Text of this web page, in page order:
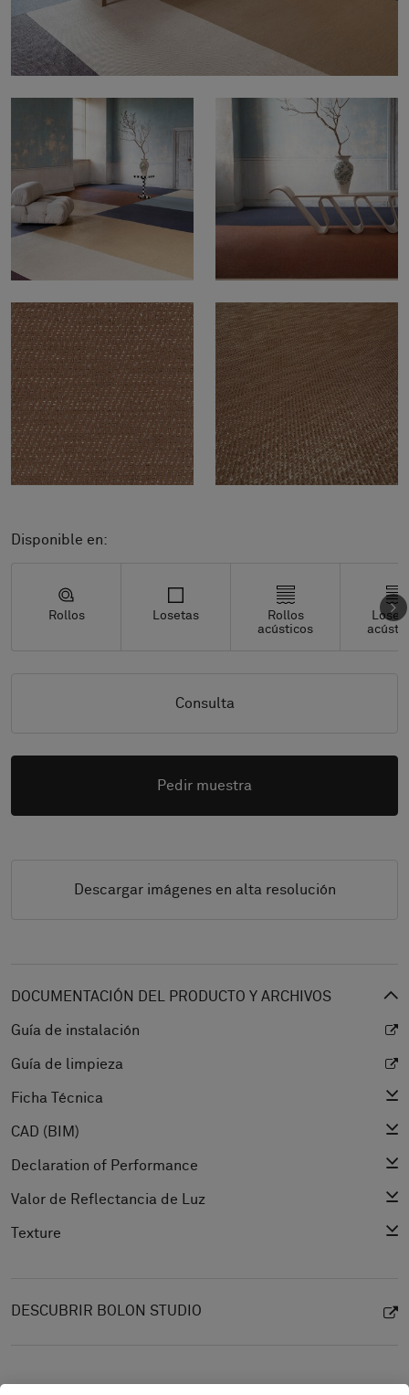
Disponible en:
Rollos Losetas
Rollos
acústicos
Consulta
Pedir muestra
Descargar imágenes en alta resolución
DOCUMENTACIÓN DEL PRODUCTO Y ARCHIVOS
Guía de instalación
Guía de limpieza
Ficha Técnica
CAD (BIM)
Declaration of Performance
Valor de Reflectancia de Luz
Texture
DESCUBRIR BOLON STUDIO